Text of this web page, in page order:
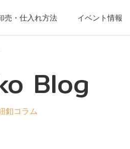
売・仕入れ方法 イベント情報
Blog
釦コラム